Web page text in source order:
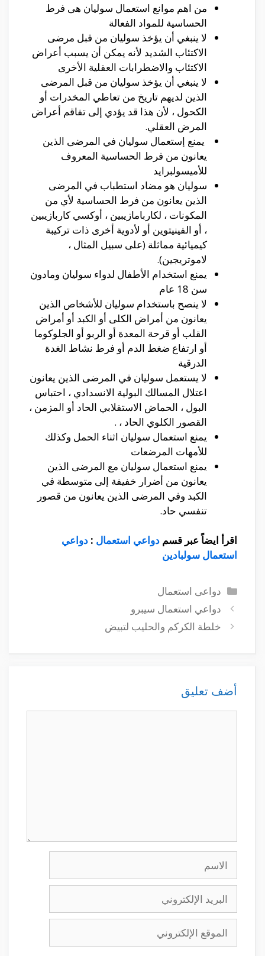
من اهم موانع استعمال سوليان هى فرط
الحساسية للمواد الفعالة
لا ينبغي أن يؤخذ سوليان من قبل مرضى
الاكتئاب الشديد لأنه يمكن أن يسبب أعراض
الاكتئاب والاضطرابات العقلية الأخرى
لا ينبغي أن يؤخذ سوليان من قبل المرضى
الذين لديهم تاريخ من تعاطي المخدرات أو
الكحول ، لأن هذا قد يؤدي إلى تفاقم أعراض
المرض العقلي.
يمنع إستعمال سوليان في المرضى الذين
يعانون من فرط الحساسية المعروف
للأميسولبرايد
سوليان هو مضاد استطباب في المرضى
الذين يعانون من فرط الحساسية لأي من
المكونات ، لكاربامازيبين ، أوكسي كاربازيبين
، أو الفينيتوين أو لأدوية أخرى ذات تركيبة
كيميائية مماثلة (على سبيل المثال ،
لاموتريجين).
يمنع استخدام الأطفال لدواء سوليان ومادون
سن 18 عام
لا ينصح باستخدام سوليان للأشخاص الذين
يعانون من أمراض الكلى أو الكبد أو أمراض
القلب أو قرحة المعدة أو الربو أو الجلوكوما
أو ارتفاع ضغط الدم أو فرط نشاط الغدة
الدرقية
لا يستعمل سوليان في المرضى الذين يعانون
اعتلال المسالك البولية الانسدادي ، احتباس
البول ، الحماض الاستقلابي الحاد أو المزمن ،
القصور الكلوي الحاد ، .
يمنع استعمال سوليان اثناء الحمل وكذلك
للأمهات المرضعات
يمنع استعمال سوليان مع المرضى الذين
يعانون من أضرار خفيفة إلى متوسطة في
الكبد وفي المرضى الذين يعانون من قصور
تنفسي حاد.
اقرأ ايضاً عبر قسم دواعي استعمال : دواعي
استعمال سولبادين
التصنيفات
دواعى استعمال
دواعي استعمال سيبرو
خلطة الكركم والحليب لتبيض
أضف تعليق
الاسم
البريد
الإلكتروني
الموقع
الإلكتروني